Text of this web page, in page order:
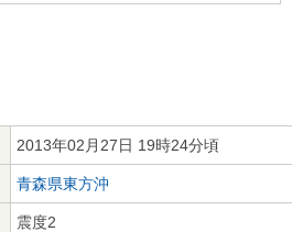
2013年02月27日 19時24分頃
青森県東方沖
震度2